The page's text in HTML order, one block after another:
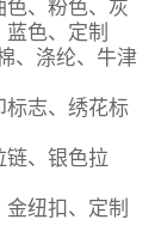
色、粉色、灰
色、定制
、涤纶、牛津
标志、绣花标
链、银色拉
纽扣、定制